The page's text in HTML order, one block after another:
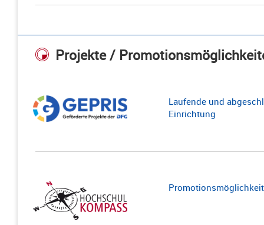
Projekte /
Laufende und
Einrichtung